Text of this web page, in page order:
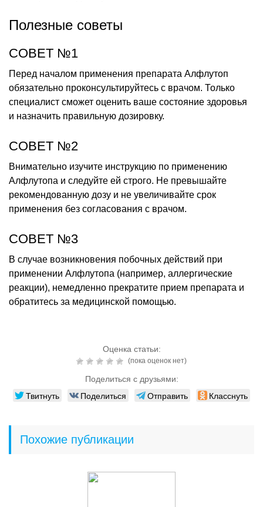
Полезные советы
СОВЕТ №1
Перед началом применения препарата Алфлутоп
обязательно проконсультируйтесь с врачом. Только
специалист сможет оценить ваше состояние здоровья
и назначить правильную дозировку.
СОВЕТ №2
Внимательно изучите инструкцию по применению
Алфлутопа и следуйте ей строго. Не превышайте
рекомендованную дозу и не увеличивайте срок
применения без согласования с врачом.
СОВЕТ №3
В случае возникновения побочных действий при
применении Алфлутопа (например, аллергические
реакции), немедленно прекратите прием препарата и
обратитесь за медицинской помощью.
Оценка статьи:
(пока оценок нет)
Поделиться с друзьями:
Твитнуть Поделиться Отправить Класснуть
Похожие публикации